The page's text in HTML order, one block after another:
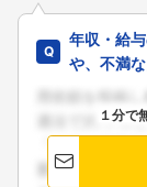
年収・給
や、不満
１分で